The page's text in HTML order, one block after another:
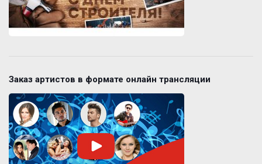
Заказ артистов в формате онлайн трансляции